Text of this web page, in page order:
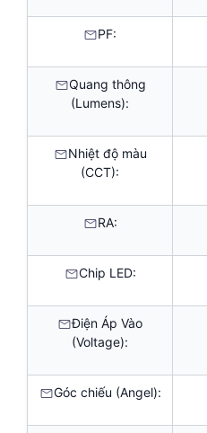
PF:
Quang thông
(Lumens):
Nhiệt độ màu
(CCT):
RA:
Chip LED:
Điện Áp Vào
(Voltage):
Góc chiếu (Angel):